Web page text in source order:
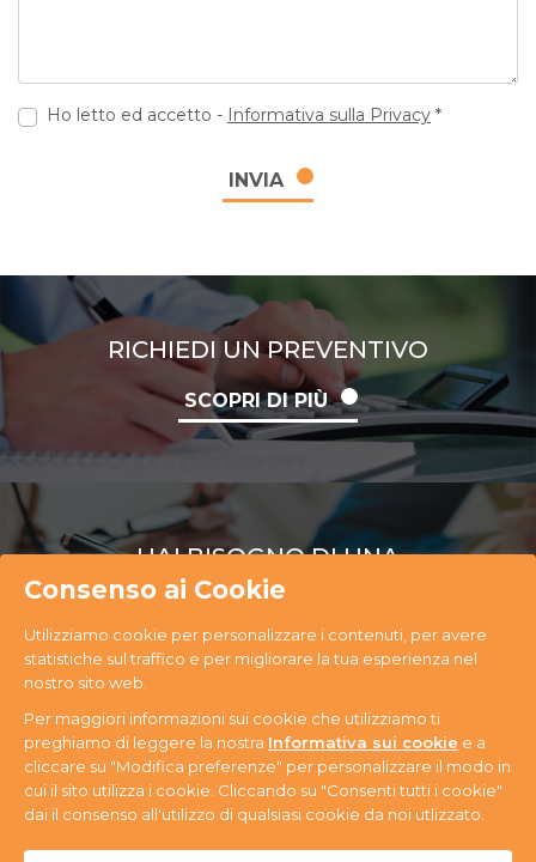
Ho letto ed accetto - Informativa sulla Privacy *
INVIA
RICHIEDI UN PREVENTIVO
SCOPRI DI PIÙ
HAI BISOGNO DI UNA
CONSULENZA
SCOPRI DI PIÙ
PR Ecology S.r.l. Via Antonini, 14 - 33074
Fontanafredda (PN) - Tel. +39 0434 365059 - P.IVA
n. 01080580937
Consenso ai Cookie
Utilizziamo cookie per personalizzare i contenuti, per avere
statistiche sul traffico e per migliorare la tua esperienza nel
nostro sito web.
Per maggiori informazioni sui cookie che utilizziamo ti
preghiamo di leggere la nostra Informativa sui cookie e a
cliccare su "Modifica preferenze" per personalizzare il modo in
cui il sito utilizza i cookie. Cliccando su "Consenti tutti i cookie"
dai il consenso all'utilizzo di qualsiasi cookie da noi utlizzato.